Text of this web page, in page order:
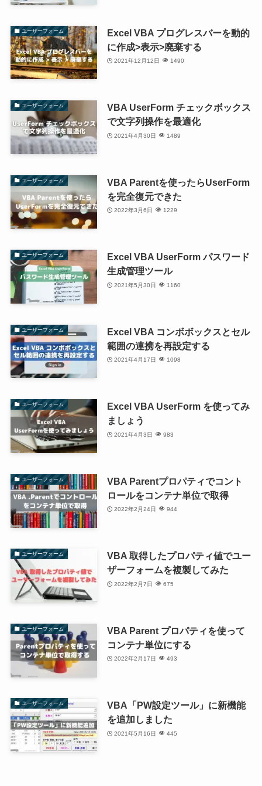
ユーザーフォーム
Excel VBA プログレスバーを動的
に作成>表示>廃棄する
2021年12月12日 1490
ユーザーフォーム
VBA UserForm チェックボックス
で文字列操作を最適化
2021年4月30日 1489
ユーザーフォーム
VBA Parentを使ったらUserForm
を完全復元できた
2022年3月6日 1229
ユーザーフォーム
Excel VBA UserForm パスワード
生成管理ツール
2021年5月30日 1160
ユーザーフォーム
Excel VBA コンボボックスとセル
範囲の連携を再設定する
2021年4月17日 1098
ユーザーフォーム
Excel VBA UserForm を使ってみ
ましょう
2021年4月3日 983
ユーザーフォーム
VBA Parentプロパティでコント
ロールをコンテナ単位で取得
2022年2月24日 944
ユーザーフォーム
VBA 取得したプロパティ値でユー
ザーフォームを複製してみた
2022年2月7日 675
ユーザーフォーム
VBA Parent プロパティを使って
コンテナ単位にする
2022年2月17日 493
ユーザーフォーム
VBA「PW設定ツール」に新機能
を追加しました
2021年5月16日 445